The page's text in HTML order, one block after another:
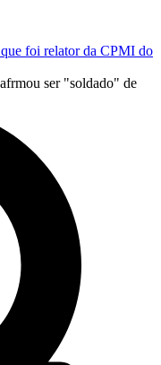
foi relator da CPMI do
ser "soldado" de